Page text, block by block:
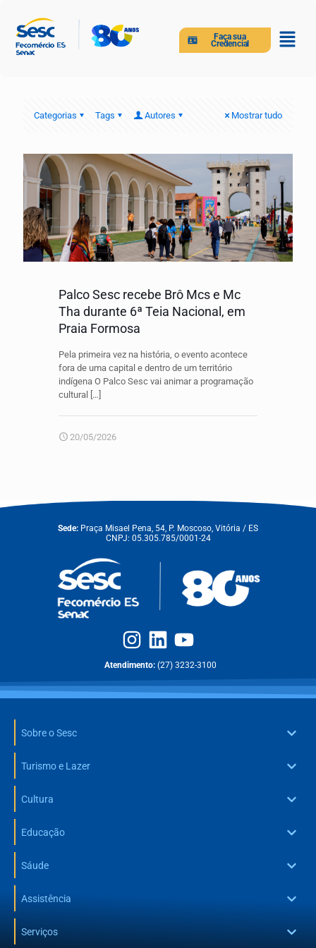
Faça sua
Credencial
Categorias Tags Autores Mostrar tudo
Palco Sesc recebe Brô Mcs e Mc
Tha durante 6ª Teia Nacional, em
Praia Formosa
Pela primeira vez na história, o evento acontece
fora de uma capital e dentro de um território
indígena O Palco Sesc vai animar a programação
cultural
[…]
20/05/2026
Sede: Praça Misael Pena, 54, P. Moscoso, Vitória / ES
CNPJ: 05.305.785/0001-24
Atendimento: (27) 3232-3100
Sobre o Sesc
Turismo e Lazer
Cultura
Educação
Sáude
Assistência
Serviços